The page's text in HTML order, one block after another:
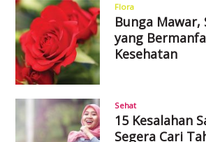
Flora
Bunga
yang
Kesehatan
Sehat
15 Kesalahan
Segera Cari